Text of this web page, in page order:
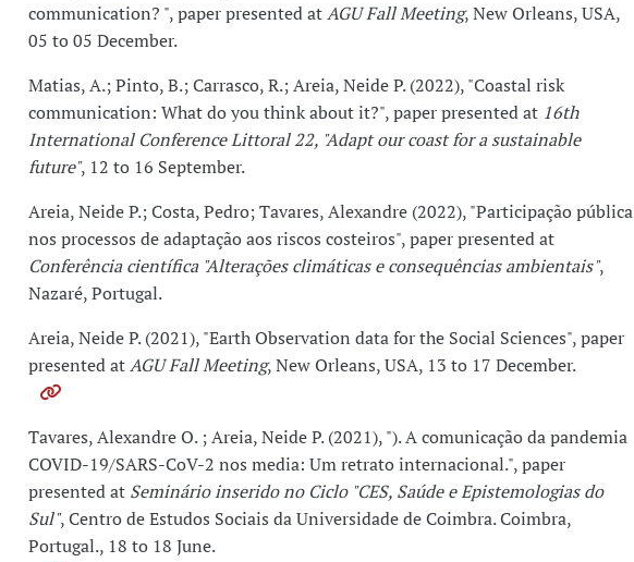
communication? ", paper presented atAGU Fall Meeting, New Orleans, USA,
05 to 05 December.
Matias, A.; Pinto, B.; Carrasco, R.; Areia, Neide P. (2022), "Coastal risk
communication: What do you think about it?", paper presented at 16th
International Conference Littoral 22, "Adapt our coast for a sustainable
future", 12 to 16 September.
Areia, Neide P.; Costa, Pedro; Tavares, Alexandre (2022), "Participação pública
nos processos de adaptação aos riscos costeiros", paper presented at
Conferência científica "Alterações climáticas e consequências ambientais",
Nazaré, Portugal.
Areia, Neide P. (2021), "Earth Observation data for the Social Sciences", paper
presented atAGU Fall Meeting, New Orleans, USA, 13 to 17 December.
Tavares, Alexandre O. ; Areia, Neide P. (2021), "). A comunicação da pandemia
COVID-19/SARS-CoV-2 nos media: Um retrato internacional.", paper
presented at Seminário inserido no Ciclo "CES, Saúde e Epistemologias do
Sul", Centro de Estudos Sociais da Universidade de Coimbra. Coimbra,
Portugal., 18 to 18 June.